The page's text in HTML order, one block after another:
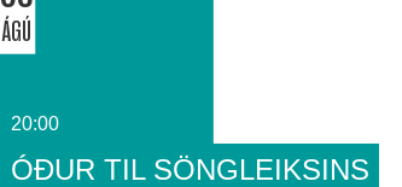
ÁGÚ
20:00
ÓÐUR TIL SÖNGLEIKSINS